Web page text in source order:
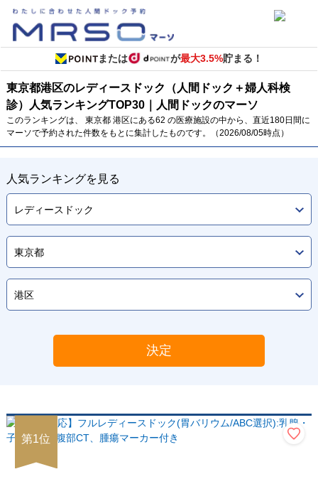
または が最大3.5%貯まる！
東京都港区のレディースドック（人間ドック＋婦人科検
診）
人気ランキングTOP30｜人間ドックのマーソ
このランキングは、 東京都 港区にある62 の医療施設の中から、直近180日間に
マーソで予約された件数をもとに集計したものです。（2026/08/05時点）
人気ランキングを見る
決定
第1位